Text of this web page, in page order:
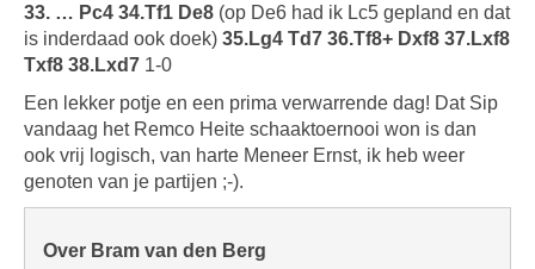
33. … Pc4 34.Tf1 De8 (op De6 had ik Lc5 gepland en dat
is inderdaad ook doek) 35.Lg4 Td7 36.Tf8+ Dxf8 37.Lxf8
Txf8 38.Lxd7 1-0
Een lekker potje en een prima verwarrende dag! Dat Sip
vandaag het Remco Heite schaaktoernooi won is dan
ook vrij logisch, van harte Meneer Ernst, ik heb weer
genoten van je partijen ;-).
Over Bram van den Berg